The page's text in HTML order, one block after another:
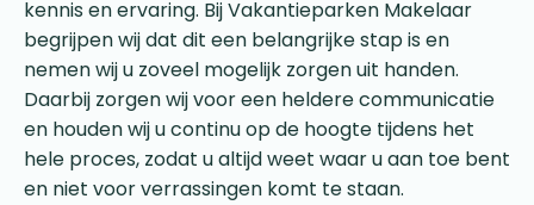
kennis en ervaring. Bij Vakantieparken Makelaar
begrijpen wij dat dit een belangrijke stap is en
nemen wij u zoveel mogelijk zorgen uit handen.
Daarbij zorgen wij voor een heldere communicatie
en houden wij u continu op de hoogte tijdens het
hele proces, zodat u altijd weet waar u aan toe bent
en niet voor verrassingen komt te staan.